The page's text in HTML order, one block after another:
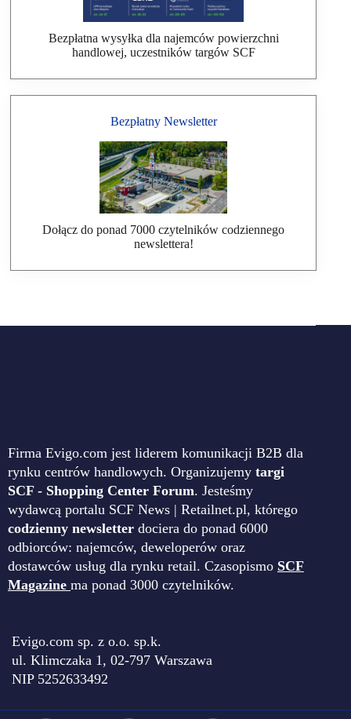
Bezpłatna wysyłka dla najemców powierzchni
handlowej, uczestników targów SCF
Bezpłatny Newsletter
Dołącz do ponad 7000 czytelników codziennego
newslettera!
Firma Evigo.com jest liderem komunikacji B2B dla
rynku centrów handlowych. Organizujemy targi
SCF - Shopping Center Forum. Jesteśmy
wydawcą portalu SCF News | Retailnet.pl, którego
codzienny newsletter dociera do ponad 6000
odbiorców: najemców, deweloperów oraz
dostawców usług dla rynku retail. Czasopismo SCF
Magazine ma ponad 3000 czytelników.
Evigo.com sp. z o.o. sp.k.
ul. Klimczaka 1, 02-797 Warszawa
NIP 5252633492